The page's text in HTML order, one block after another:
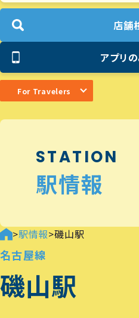
店舗
アプリ
For Travelers
STATION
駅情報
>駅情報>磯山駅
名古屋線
磯山駅